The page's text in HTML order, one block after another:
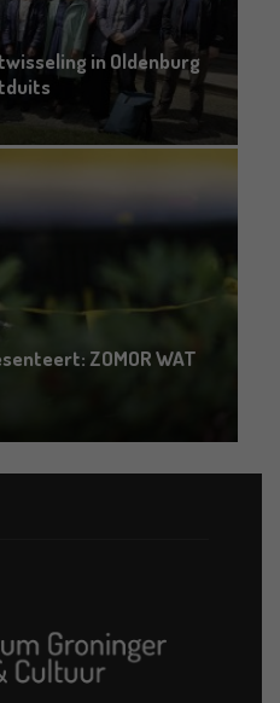
in Oldenburg
ZOMOR WAT